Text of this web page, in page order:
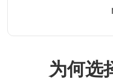
为何选